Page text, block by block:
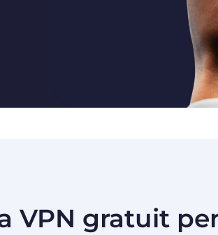
VPN gratuit